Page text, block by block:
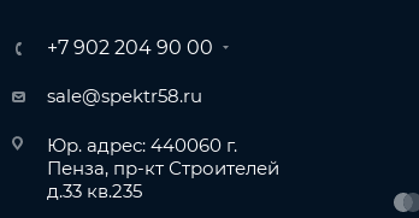
+7 902 204 90 00
sale@spektr58.ru
Юр. адрес: 440060 г.
Пенза, пр-кт Строителей
д.33 кв.235